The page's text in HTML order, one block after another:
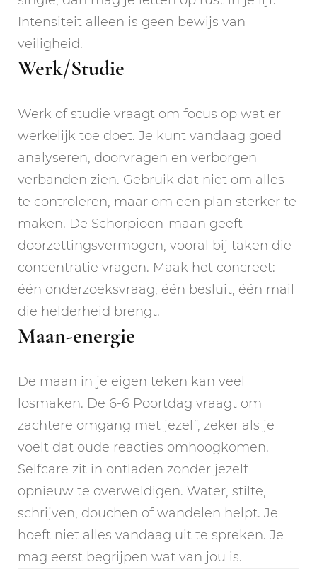
Intensiteit alleen is geen bewijs van
veiligheid.
Werk/Studie
Werk of studie vraagt om focus op wat er
werkelijk toe doet. Je kunt vandaag goed
analyseren, doorvragen en verborgen
verbanden zien. Gebruik dat niet om alles
te controleren, maar om een plan sterker te
maken. De Schorpioen-maan geeft
doorzettingsvermogen, vooral bij taken die
concentratie vragen. Maak het concreet:
één onderzoeksvraag, één besluit, één mail
die helderheid brengt.
Maan-energie
De maan in je eigen teken kan veel
losmaken. De 6-6 Poortdag vraagt om
zachtere omgang met jezelf, zeker als je
voelt dat oude reacties omhoogkomen.
Selfcare zit in ontladen zonder jezelf
opnieuw te overweldigen. Water, stilte,
schrijven, douchen of wandelen helpt. Je
hoeft niet alles vandaag uit te spreken. Je
mag eerst begrijpen wat van jou is.